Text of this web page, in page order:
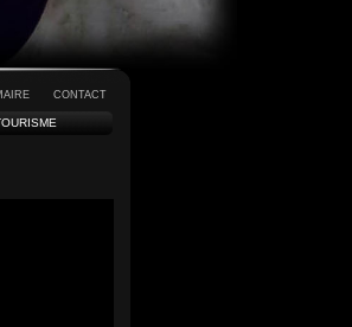
CONTACT